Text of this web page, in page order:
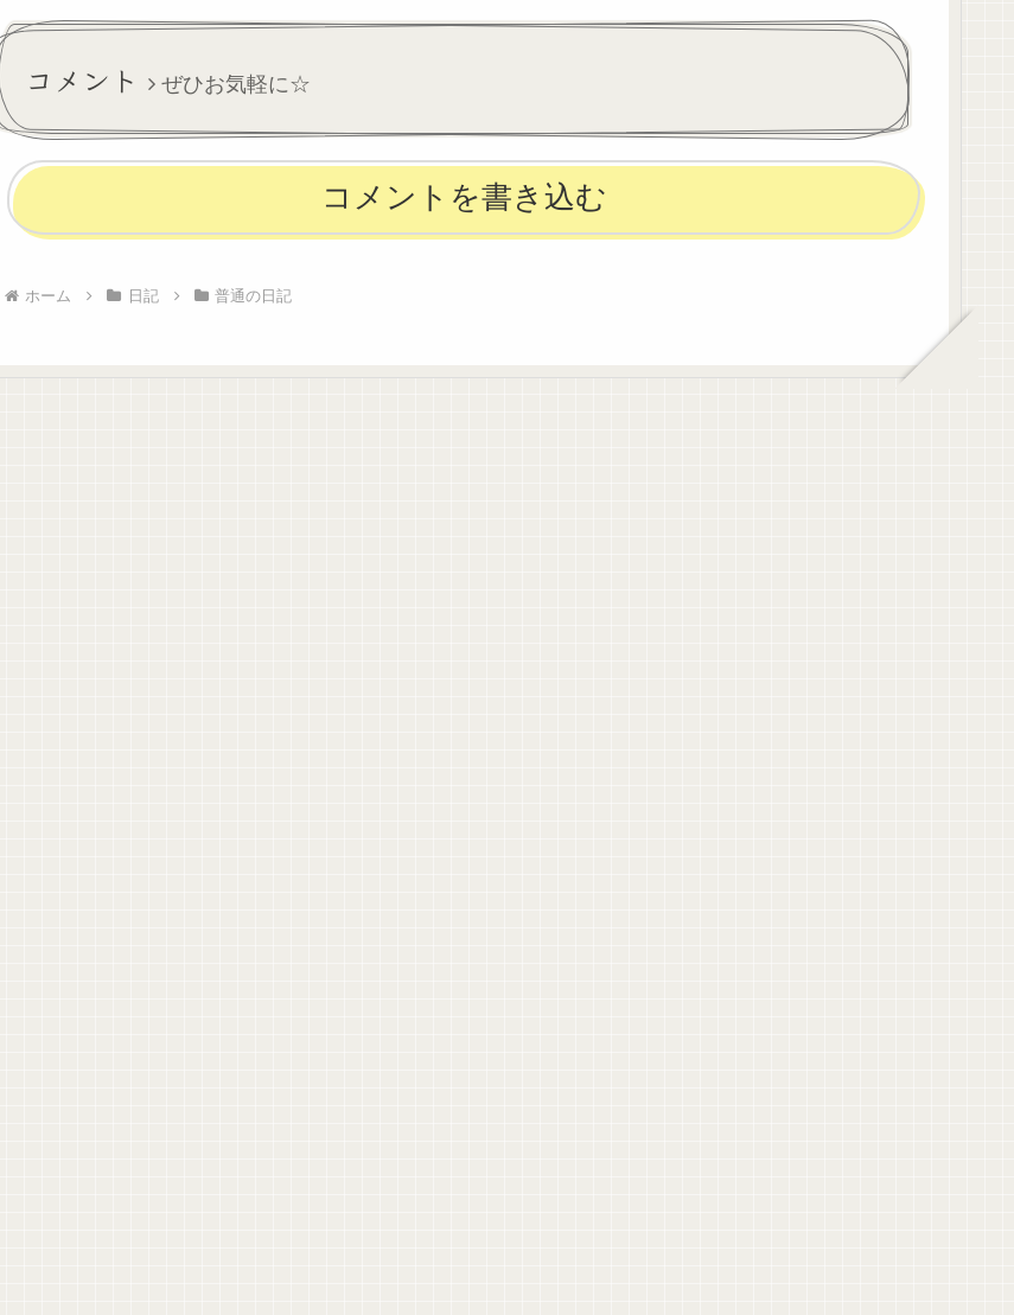
等々、いろいろ話しながらシ
ョッピングして歩いたやっぱ
雲雀たんとは話し合うし安心
する今度...
コメント ぜひお気軽に☆
コメントを書き込む
ホーム 日記 普通の日記